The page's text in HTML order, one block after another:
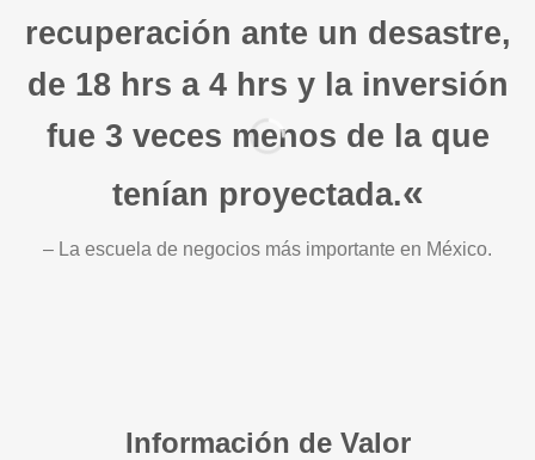
recuperación ante un desastre,
de 18 hrs a 4 hrs y la inversión
fue 3 veces menos de la que
tenían proyectada.«
– La escuela de negocios más importante en México.
Información de Valor